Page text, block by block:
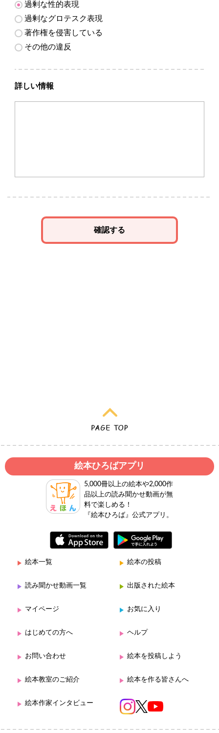
過剰な性的表現
過剰なグロテスク表現
著作権を侵害している
その他の違反
詳しい情報
確認する
絵本ひろばアプリ
5,000冊以上の絵本や2,000作
品以上の読み聞かせ動画が無
料で楽しめる！
『絵本ひろば』公式アプリ。
絵本一覧 絵本の投稿
読み聞かせ動画一覧 出版された絵本
マイページ お気に入り
はじめての方へ ヘルプ
お問い合わせ 絵本を投稿しよう
絵本教室のご紹介 絵本を作る皆さんへ
絵本作家インタビュー